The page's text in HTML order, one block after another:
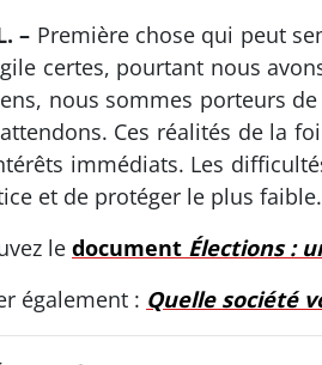
– Première chose qui peut
certes, pourtant nous
nous sommes porteurs
Ces réalités de la
immédiats. Les
et de protéger le plus faible.
le document Élections :
également : Quelle société